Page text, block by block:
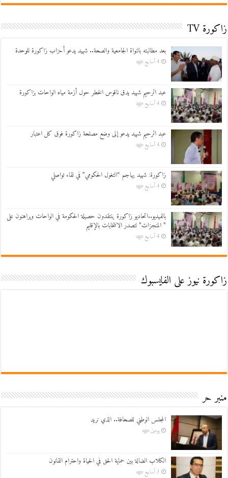
زاكورة TV
بعد مطالبته بالنواة الجامعية والصحة.. شهيد يدعو أحزاب زاكورة للوحدة
4 أسابيع ago
عبد الرحيم شهيد يدق ناقوس الخطر حول أزمة مياه الواحات بزاكورة
4 أسابيع ago
عبد الرحيم شهيد يدعو إلى وضع مصلحة زاكورة فوق كل اعتبار
4 أسابيع ago
زاكورة: شهيد يهاجم “التغول الحكومي” في لقاء تواصلي
4 أسابيع ago
بالفيديو..اتحاديو زاكورة ينتقدون حصيلة الحكومة في الواحات ويراهنون على
” المنجزات” لتصدر الانتخابات بالإقليم
4 أسابيع ago
زاكورة نيوز على الفايسبوك
منبر حر
المجلس الوطني للصحافة.. الذي نريد
يومين ago
الكلاب الضالة بين حماية الحق في الحياة واحترام القانون
3 أسابيع ago